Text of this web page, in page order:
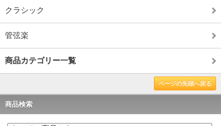
クラシック
管弦楽
商品カテゴリー一覧
ページの先頭へ戻る
商品検索